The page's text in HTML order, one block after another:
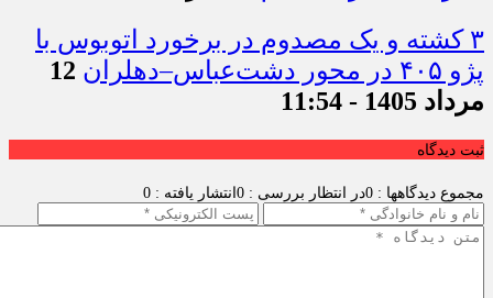
۳ کشته و یک مصدوم در برخورد اتوبوس با
پژو ۴۰۵ در محور دشت‌عباس–دهلران
12
مرداد 1405 - 11:54
ثبت دیدگاه
مجموع دیدگاهها : 0 در انتظار بررسی : 0 انتشار یافته : 0